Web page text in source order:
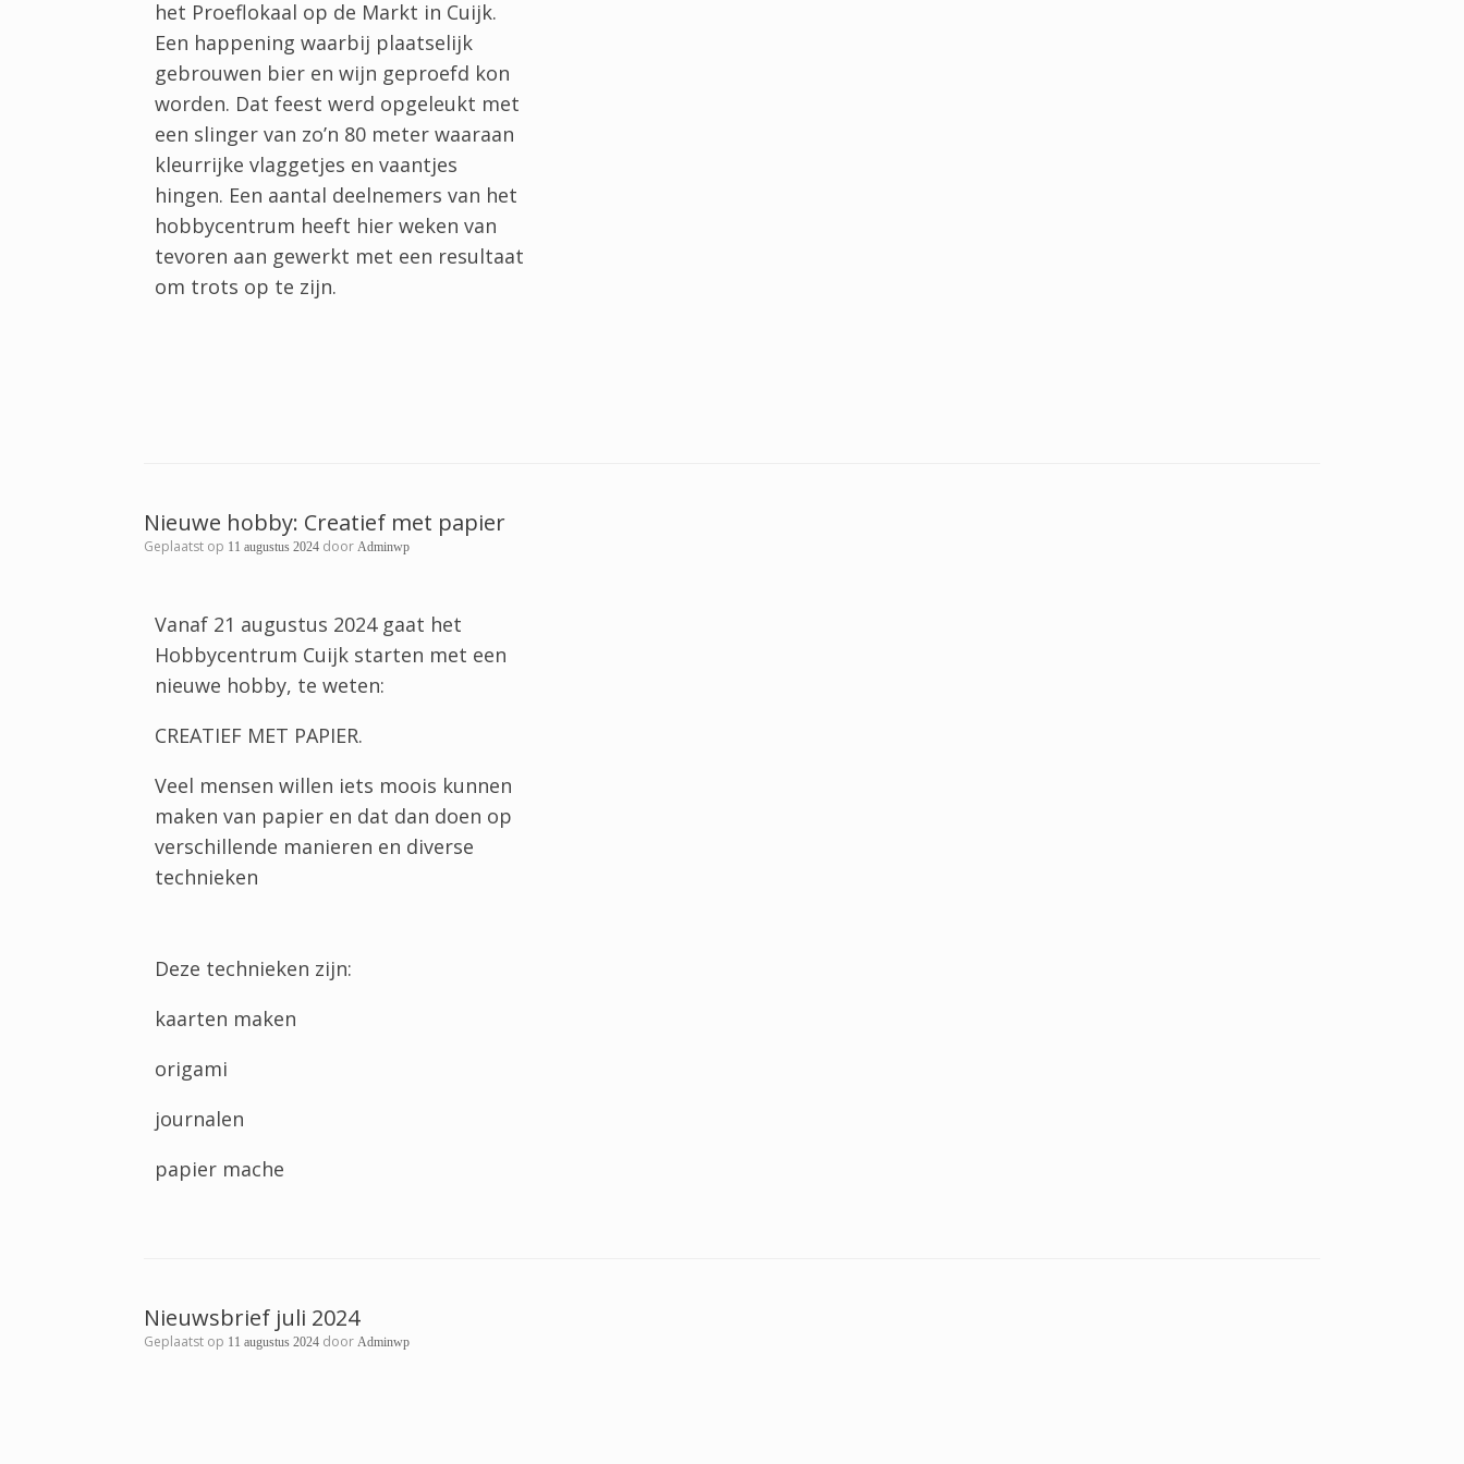
het Proeflokaal op de Markt in Cuijk.
Een happening waarbij plaatselijk
gebrouwen bier en wijn geproefd kon
worden. Dat feest werd opgeleukt met
een slinger van zo’n 80 meter waaraan
kleurrijke vlaggetjes en vaantjes
hingen. Een aantal deelnemers van het
hobbycentrum heeft hier weken van
tevoren aan gewerkt met een resultaat
om trots op te zijn.
Nieuwe hobby: Creatief met papier
Geplaatst op 11 augustus 2024 door Adminwp
Vanaf 21 augustus 2024 gaat het
Hobbycentrum Cuijk starten met een
nieuwe hobby, te weten:
CREATIEF MET PAPIER.
Veel mensen willen iets moois kunnen
maken van papier en dat dan doen op
verschillende manieren en diverse
technieken
Deze technieken zijn:
kaarten maken
origami
journalen
papier mache
Nieuwsbrief juli 2024
Geplaatst op 11 augustus 2024 door Adminwp